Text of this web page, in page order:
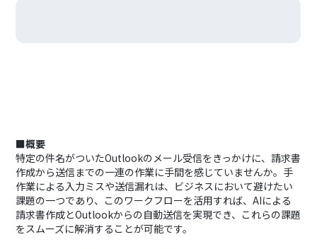
■概要
特定の件名がついたOutlookのメール受信をきっかけに、請求書
作成から送信までの一連の作業に手間を感じていませんか。手
作業による入力ミスや送信漏れは、ビジネスにおいて避けたい
課題の一つであり、このワークフローを活用すれば、AIによる
請求書作成とOutlookからの自動送信を実現でき、これらの課題
をスムーズに解消することが可能です。